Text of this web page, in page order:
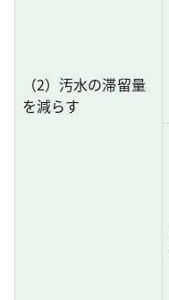
（2）汚水の滞留量
を減らす